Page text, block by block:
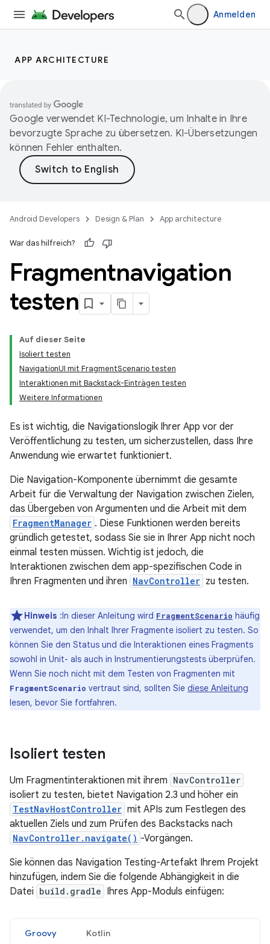
Anmelden
APP ARCHITECTURE
Google verwendet KI-Technologie, um Inhalte in Ihre
bevorzugte Sprache zu übersetzen. KI-Übersetzungen
können Fehler enthalten.
Android Developers Design & Plan App architecture
War das hilfreich?
Fragmentnavigation
testen
Auf dieser Seite
Isoliert testen
NavigationUI mit FragmentScenario testen
Interaktionen mit Backstack-Einträgen testen
Weitere Informationen
Es ist wichtig, die Navigationslogik Ihrer App vor der
Veröffentlichung zu testen, um sicherzustellen, dass Ihre
Anwendung wie erwartet funktioniert.
Die Navigation-Komponente übernimmt die gesamte
Arbeit für die Verwaltung der Navigation zwischen Zielen,
das Übergeben von Argumenten und die Arbeit mit dem
FragmentManager . Diese Funktionen werden bereits
gründlich getestet, sodass Sie sie in Ihrer App nicht noch
einmal testen müssen. Wichtig ist jedoch, die
Interaktionen zwischen dem app-spezifischen Code in
Ihren Fragmenten und ihren NavController zu testen.
Hinweis :In dieser Anleitung wird FragmentScenario häufig
verwendet, um den Inhalt Ihrer Fragmente isoliert zu testen. So
können Sie den Status und die Interaktionen eines Fragments
sowohl in Unit- als auch in Instrumentierungstests überprüfen.
Wenn Sie noch nicht mit dem Testen von Fragmenten mit
FragmentScenario vertraut sind, sollten Sie diese Anleitung
lesen, bevor Sie fortfahren.
Isoliert testen
Um Fragmentinteraktionen mit ihrem NavController
isoliert zu testen, bietet Navigation 2.3 und höher ein
TestNavHostController mit APIs zum Festlegen des
aktuellen Ziels und zum Prüfen des Backstacks nach
NavController.navigate() -Vorgängen.
Sie können das Navigation Testing-Artefakt Ihrem Projekt
hinzufügen, indem Sie die folgende Abhängigkeit in die
Datei build.gradle Ihres App-Moduls einfügen:
Groovy Kotlin